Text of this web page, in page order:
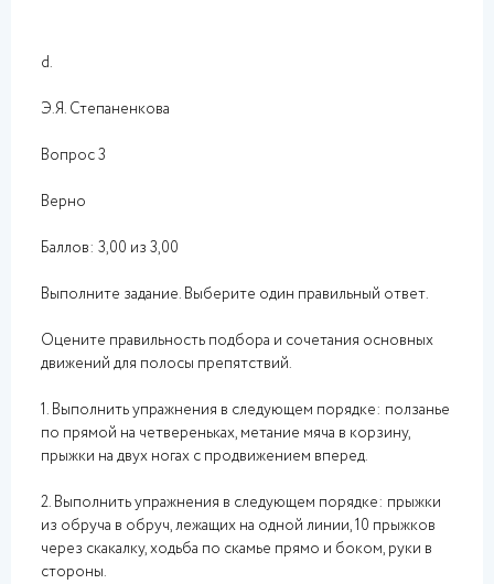
d.
Э.Я. Степаненкова
Вопрос 3
Верно
Баллов: 3,00 из 3,00
Выполните задание. Выберите один правильный ответ.
Оцените правильность подбора и сочетания основных
движений для полосы препятствий.
1. Выполнить упражнения в следующем порядке: ползанье
по прямой на четвереньках, метание мяча в корзину,
прыжки на двух ногах с продвижением вперед.
2. Выполнить упражнения в следующем порядке: прыжки
из обруча в обруч, лежащих на одной линии, 10 прыжков
через скакалку, ходьба по скамье прямо и боком, руки в
стороны.